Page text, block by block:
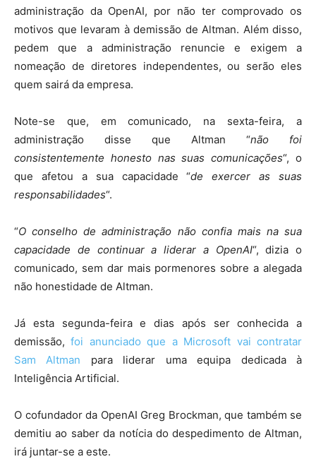
administração da OpenAI, por não ter comprovado os
motivos que levaram à demissão de Altman. Além disso,
pedem que a administração renuncie e exigem a
nomeação de diretores independentes, ou serão eles
quem sairá da empresa.
Note-se que, em comunicado, na sexta-feira, a
administração disse que Altman “não foi
consistentemente honesto nas suas comunicações“, o
que afetou a sua capacidade “de exercer as suas
responsabilidades“.
“O conselho de administração não confia mais na sua
capacidade de continuar a liderar a OpenAI“, dizia o
comunicado, sem dar mais pormenores sobre a alegada
não honestidade de Altman.
Já esta segunda-feira e dias após ser conhecida a
demissão,foi anunciado que a Microsoft vai contratar
Sam Altman para liderar uma equipa dedicada à
Inteligência Artificial.
O cofundador da OpenAI Greg Brockman, que também se
demitiu ao saber da notícia do despedimento de Altman,
irá juntar-se a este.